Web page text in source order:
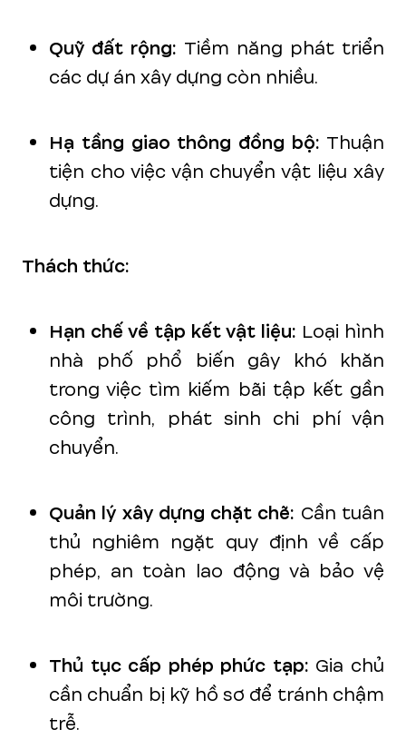
Quỹ đất rộng: Tiềm năng phát triển
các dự án xây dựng còn nhiều.
Hạ tầng giao thông đồng bộ: Thuận
tiện cho việc vận chuyển vật liệu xây
dựng.
Thách thức:
Hạn chế về tập kết vật liệu: Loại hình
nhà phố phổ biến gây khó khăn
trong việc tìm kiếm bãi tập kết gần
công trình, phát sinh chi phí vận
chuyển.
Quản lý xây dựng chặt chẽ: Cần tuân
thủ nghiêm ngặt quy định về cấp
phép, an toàn lao động và bảo vệ
môi trường.
Thủ tục cấp phép phức tạp: Gia chủ
cần chuẩn bị kỹ hồ sơ để tránh chậm
trễ.